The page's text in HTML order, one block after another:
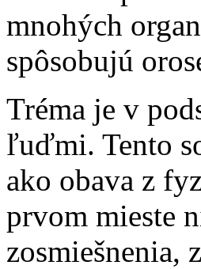
mnohých
spôsobujú
Tréma je v
ľuďmi. Tento
ako obava z
prvom mieste
zosmiešnenia,